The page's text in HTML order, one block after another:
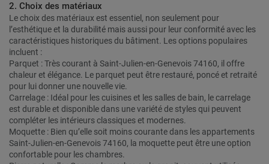
2. Choix des matériaux
Le choix des matériaux est essentiel, non seulement pour
l’esthétique et la durabilité mais aussi pour leur conformité avec les
caractéristiques historiques du bâtiment. Les options populaires
incluent :
Parquet : Très courant à Saint-Julien-en-Genevois 74160, il offre
chaleur et élégance. Le parquet peut être restauré, poncé et retraité
pour lui donner une nouvelle vie.
Carrelage : Idéal pour les cuisines et les salles de bain, le carrelage
est durable et disponible dans une variété de styles qui peuvent
compléter les intérieurs classiques et modernes.
Moquette : Bien qu’elle soit moins courante dans les appartements
Saint-Julien-en-Genevois 74160, la moquette peut être une option
confortable pour les chambres.